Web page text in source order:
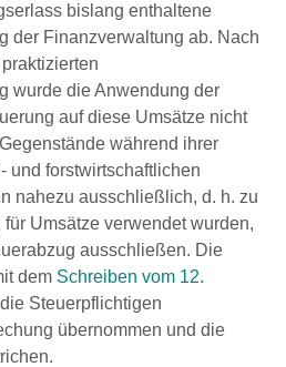
bislang enthaltene
der Finanzverwaltung ab. Nach
wurde die Anwendung der
auf diese Umsätze nicht
während ihrer
und forstwirtschaftlichen
nahezu ausschließlich, d. h. zu
Umsätze verwendet wurden,
ausschließen. Die
dem Schreiben vom 12.
Steuerpflichtigen
übernommen und die